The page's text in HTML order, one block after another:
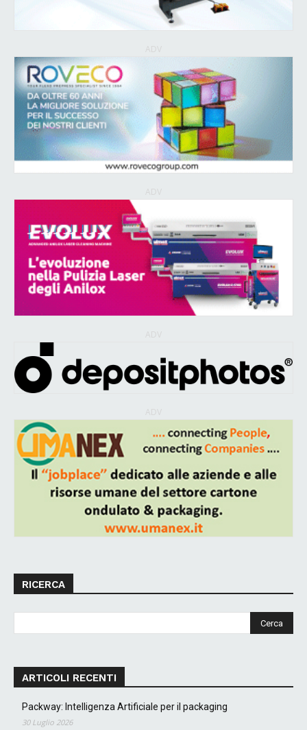
RICERCA
ARTICOLI RECENTI
Packway: Intelligenza Artificiale per il packaging
30 Luglio 2026